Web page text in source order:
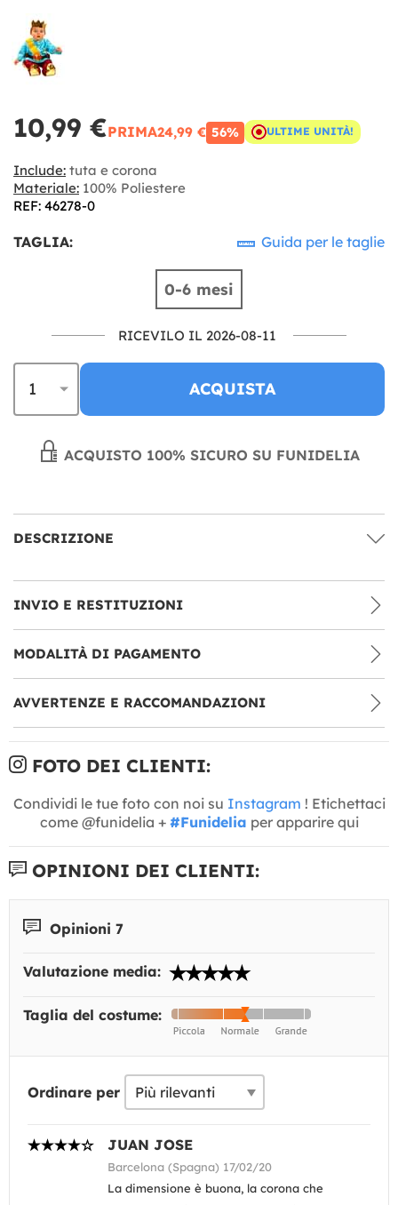
10,99 €PRIMA24,99 € 56% ULTIME UNITÀ!
Include: tuta e corona
Materiale: 100% Poliestere
REF: 46278-0
TAGLIA: Guida per le taglie
0-6 mesi
RICEVILO IL 2026-08-11
ACQUISTA
ACQUISTO 100% SICURO SU FUNIDELIA
DESCRIZIONE
INVIO E RESTITUZIONI
MODALITÀ DI PAGAMENTO
AVVERTENZE E RACCOMANDAZIONI
FOTO DEI CLIENTI:
Condividi le tue foto con noi su Instagram ! Etichettaci
come @funidelia + #Funidelia per apparire qui
OPINIONI DEI CLIENTI:
Opinioni 7
Valutazione media:
Taglia del costume:
Ordinare per
JUAN JOSE
Barcelona (Spagna) 17/02/20
La dimensione è buona, la corona che